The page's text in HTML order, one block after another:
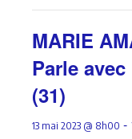
MARIE
Parle
(31)
13 mai 2023 @ 8h00 -